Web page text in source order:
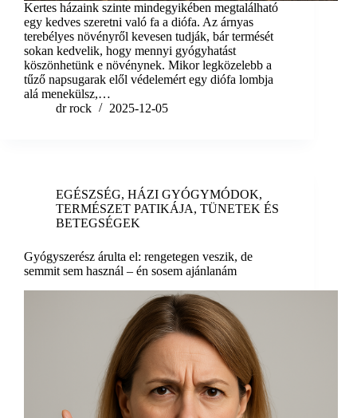
Kertes házaink szinte mindegyikében megtalálható
egy kedves szeretni való fa a diófa. Az árnyas
terebélyes növényről kevesen tudják, bár termését
sokan kedvelik, hogy mennyi gyógyhatást
köszönhetünk e növénynek. Mikor legközelebb a
tűző napsugarak elől védelemért egy diófa lombja
alá menekülsz,…
dr rock
2025-12-05
EGÉSZSÉG, HÁZI GYÓGYMÓDOK,
TERMÉSZET PATIKÁJA, TÜNETEK ÉS
BETEGSÉGEK
Gyógyszerész árulta el: rengetegen veszik, de
semmit sem használ – én sosem ajánlanám